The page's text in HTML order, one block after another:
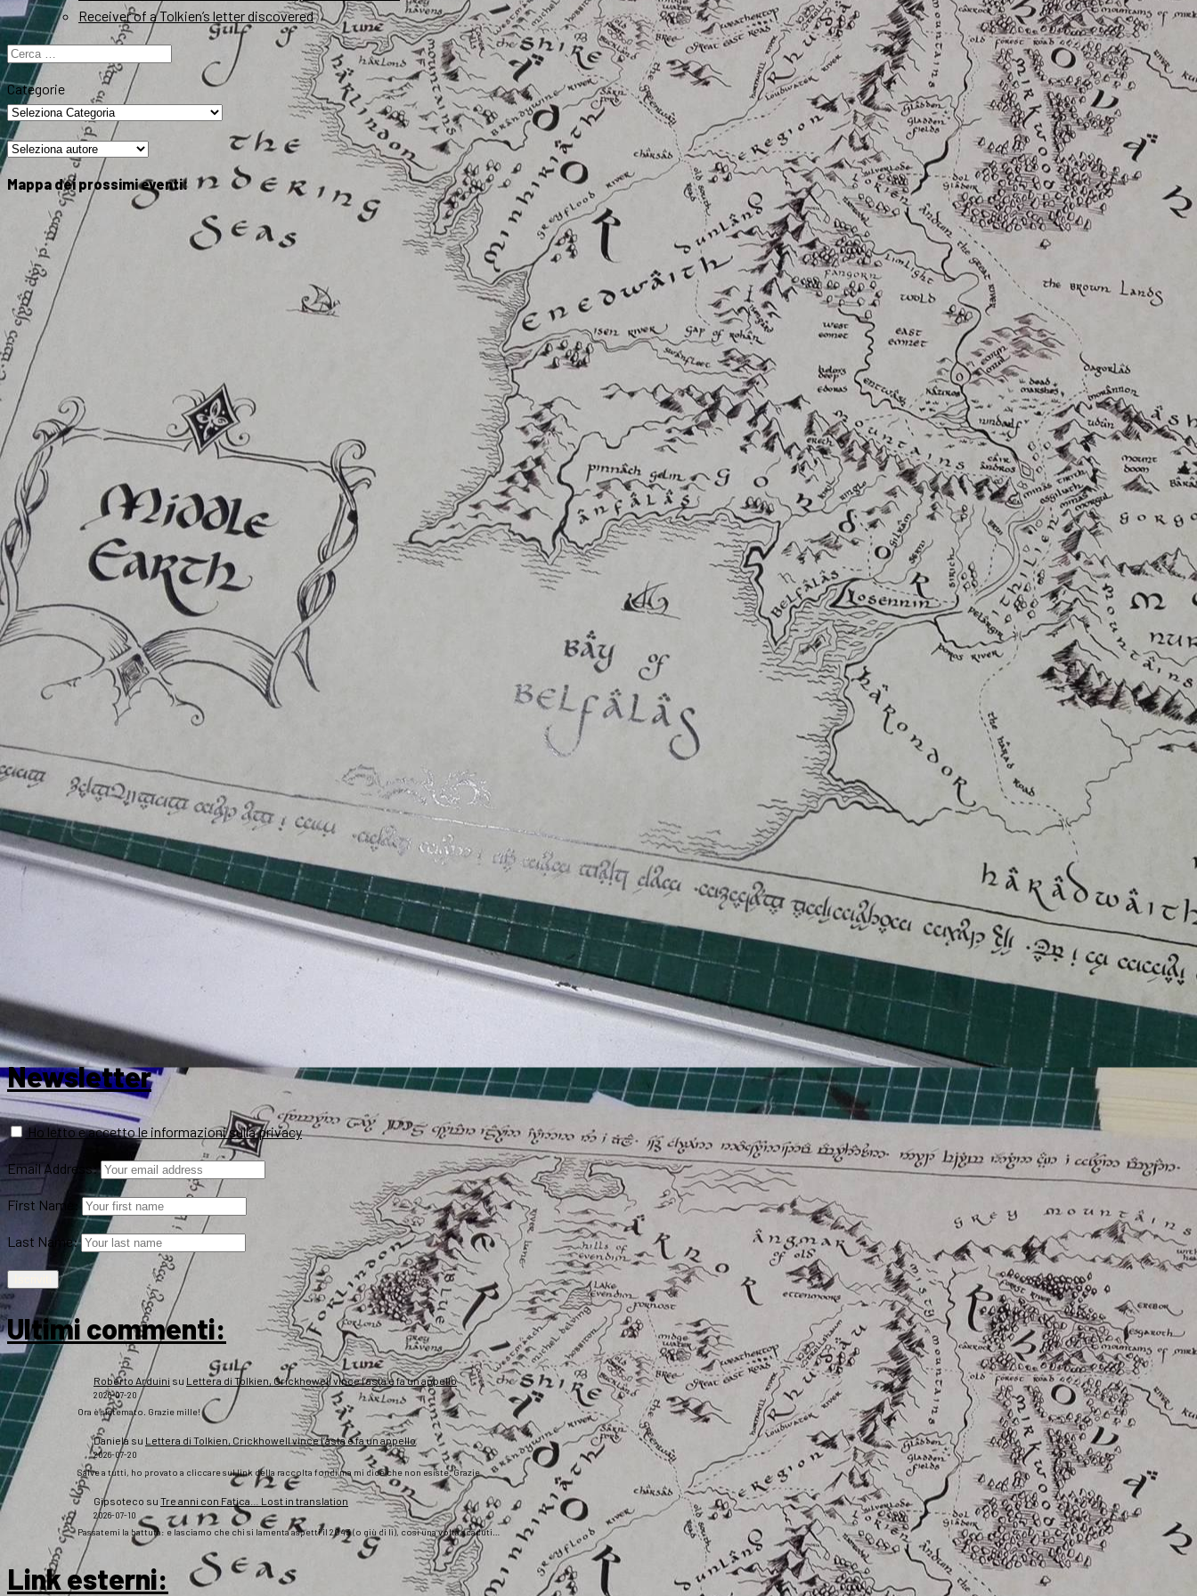
Receiver of a Tolkien’s letter discovered
Ricerca
per:
Categorie
Mappa dei prossimi eventi:
Newsletter
Ho letto e accetto le informazioni sulla privacy
Email Address:
First Name:
Last Name:
Ultimi commenti:
Roberto Arduini su Lettera di Tolkien, Crickhowell vince l’asta e fa un appello
2026-07-20
Ora è sistemato. Grazie mille!
Daniela su Lettera di Tolkien, Crickhowell vince l’asta e fa un appello
2026-07-20
Salve a tutti, ho provato a cliccare sul link della raccolta fondi ma mi dice che non esiste. Grazie
Gipsoteco su Tre anni con Fatica… Lost in translation
2026-07-10
Passatemi la battuta: e lasciamo che chi si lamenta aspetti il 2043 (o giù di lì), così una volta scaduti…
Link esterni: